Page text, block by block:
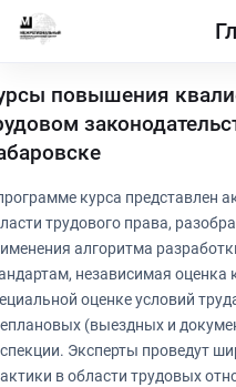
повышения
курса представлен
трудового права,
алгоритма
независимая
оценке условий
(выездных и
Эксперты проведут
в области трудовых